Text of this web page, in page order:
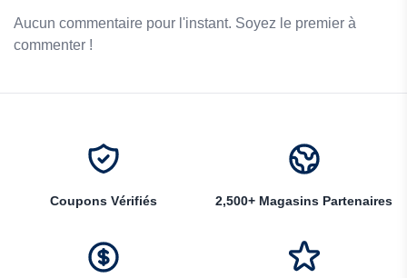
Aucun commentaire pour l'instant. Soyez le premier à
commenter !
Coupons Vérifiés 2,500+ Magasins Partenaires